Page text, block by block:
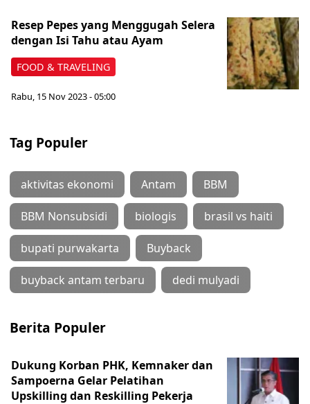
FOOD & TRAVELING
Resep Pepes yang Menggugah Selera
dengan Isi Tahu atau Ayam
Rabu, 15 Nov 2023 - 05:00
Tag Populer
aktivitas ekonomi Antam BBM
BBM Nonsubsidi biologis brasil vs haiti
bupati purwakarta Buyback
buyback antam terbaru dedi mulyadi
Berita Populer
Dukung Korban PHK, Kemnaker dan
Sampoerna Gelar Pelatihan
Upskilling dan Reskilling Pekerja